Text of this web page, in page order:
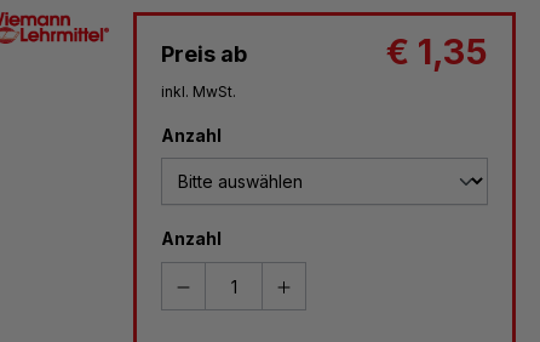
Preis ab € 1,35
inkl. MwSt.
Anzahl
Anzahl